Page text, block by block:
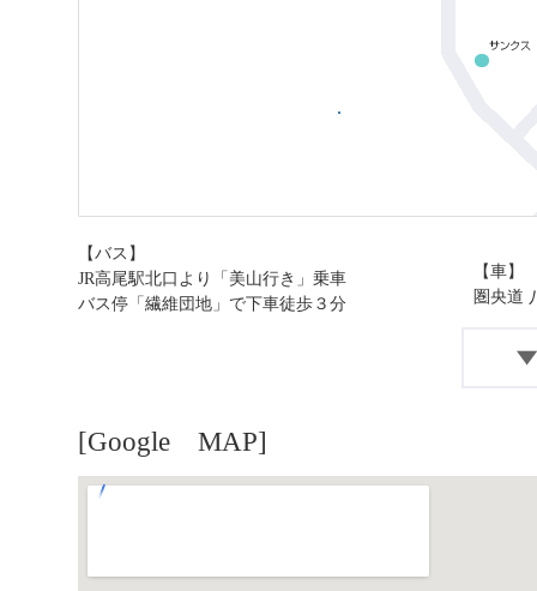
【バス】
JR高尾駅北口より「美山行き」乗車
バス停「繊維団地」で下車徒歩３分
【車】
圏央道
[Google MAP]